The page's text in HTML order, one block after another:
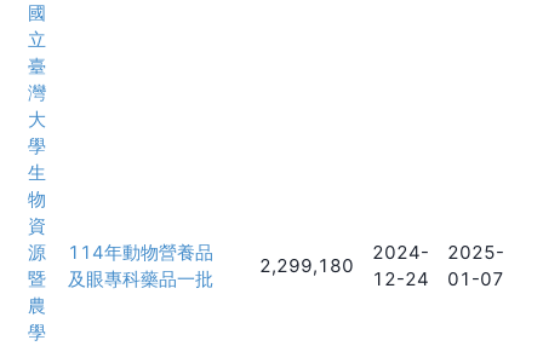
國
立
臺
灣
大
學
生
物
資
源
暨
農
學
114年動物營養品
及眼專科藥品一批
2,299,180
2024-
12-24
2025-
01-07